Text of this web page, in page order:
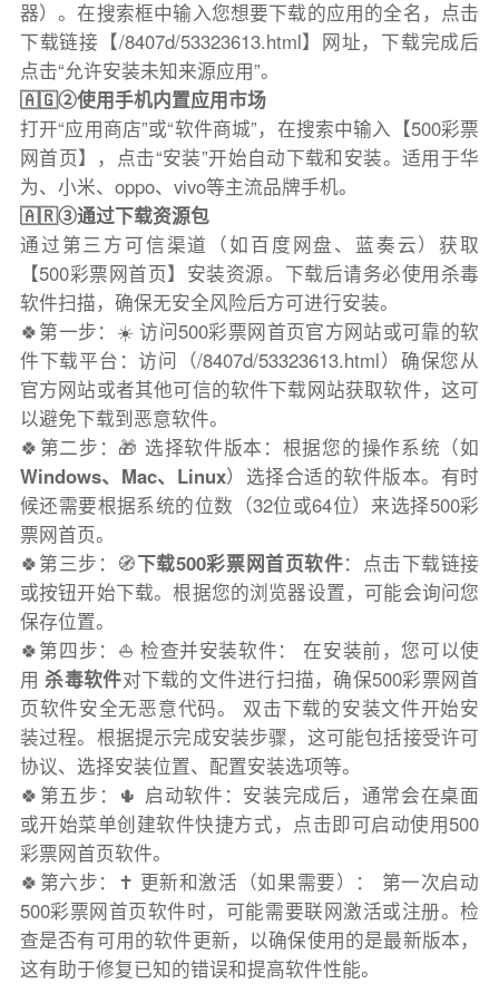
器）。在搜索框中输入您想要下载的应用的全名，点击
下载链接【/8407d/53323613.html】网址，下载完成后
点击“允许安装未知来源应用”。
🇦🇬②使用手机内置应用市场
打开“应用商店”或“软件商城”，在搜索中输入【500彩票
网首页】，点击“安装”开始自动下载和安装。适用于华
为、小米、oppo、vivo等主流品牌手机。
🇦🇷③通过下载资源包
通过第三方可信渠道（如百度网盘、蓝奏云）获取
【500彩票网首页】安装资源。下载后请务必使用杀毒
软件扫描，确保无安全风险后方可进行安装。
🍀第一步：☀️ 访问500彩票网首页官方网站或可靠的软
件下载平台：访问（/8407d/53323613.html）确保您从
官方网站或者其他可信的软件下载网站获取软件，这可
以避免下载到恶意软件。
🍀第二步：🎁 选择软件版本：根据您的操作系统（如
Windows、Mac、Linux）选择合适的软件版本。有时
候还需要根据系统的位数（32位或64位）来选择500彩
票网首页。
🍀第三步：🧭下载500彩票网首页软件：点击下载链接
或按钮开始下载。根据您的浏览器设置，可能会询问您
保存位置。
🍀第四步：⛵️ 检查并安装软件： 在安装前，您可以使
用杀毒软件对下载的文件进行扫描，确保500彩票网首
页软件安全无恶意代码。 双击下载的安装文件开始安
装过程。根据提示完成安装步骤，这可能包括接受许可
协议、选择安装位置、配置安装选项等。
🍀第五步：🌵 启动软件：安装完成后，通常会在桌面
或开始菜单创建软件快捷方式，点击即可启动使用500
彩票网首页软件。
🍀第六步：✝️ 更新和激活（如果需要）： 第一次启动
500彩票网首页软件时，可能需要联网激活或注册。检
查是否有可用的软件更新，以确保使用的是最新版本，
这有助于修复已知的错误和提高软件性能。